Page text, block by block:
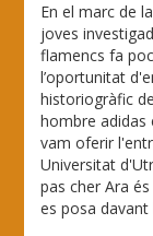
En el marc de
joves
flamencs fa
l’oportunitat
historiogràfic
hombre adidas
vam oferir
Universitat
pas cher Ara
es posa